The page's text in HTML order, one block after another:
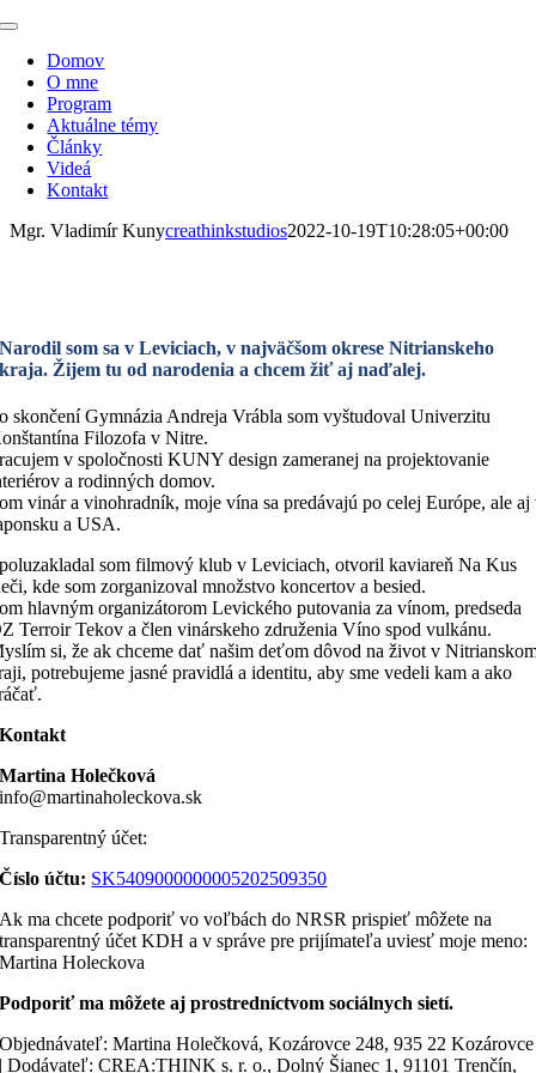
Skip
content
Toggle
NavigationDomov
O mne
Program
Aktuálne témy
Články
Videá
Kontakt
Mgr. Vladimír Kunycreathinkstudios2022-10-19T10:28:05+00:00
Narodil som sa v Leviciach, v najväčšom okrese Nitrianskeho
kraja. Žijem tu od narodenia a chcem žiť aj naďalej.
skončení Gymnázia Andreja Vrábla som vyštudoval Univerzitu
Filozofa v Nitre.
v spoločnosti KUNY design zameranej na projektovanie
a rodinných domov.
vinár a vinohradník, moje vína sa predávajú po celej Európe, ale aj
a USA.
som filmový klub v Leviciach, otvoril kaviareň Na Kus
kde som zorganizoval množstvo koncertov a besied.
hlavným organizátorom Levického putovania za vínom, predseda
Terroir Tekov a člen vinárskeho združenia Víno spod vulkánu.
si, že ak chceme dať našim deťom dôvod na život v
potrebujeme jasné pravidlá a identitu, aby sme vedeli kam a ako
Kontakt
Martina Holečková
info@martinaholeckova.sk
Transparentný účet:
Číslo účtu: SK5409000000005202509350
Ak ma chcete podporiť vo voľbách do NRSR prispieť môžete na
transparentný účet KDH a v správe pre prijímateľa uviesť moje meno:
Martina Holeckova
Podporiť ma môžete aj prostredníctvom sociálnych sietí.
Objednávateľ: Martina Holečková, Kozárovce 248, 935 22 Kozárovce
| Dodávateľ: CREA:THINK s. r. o., Dolný Šianec 1, 91101 Trenčín,